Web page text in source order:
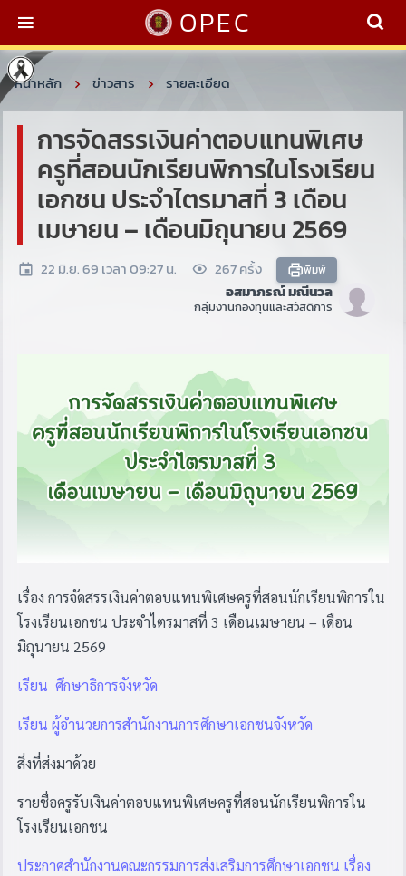
OPEC
หน้าหลัก ข่าวสาร รายละเอียด
การจัดสรรเงินค่าตอบแทนพิเศษ
ครูที่สอนนักเรียนพิการในโรงเรียน
เอกชน ประจำไตรมาสที่ 3 เดือน
เมษายน – เดือนมิถุนายน 2569
22 มิ.ย. 69 เวลา 09:27 น. 267 ครั้ง พิมพ์
อสมาภรณ์ มณีนวล
กลุ่มงานกองทุนและสวัสดิการ
เรื่อง การจัดสรรเงินค่าตอบแทนพิเศษครูที่สอนนักเรียนพิการใน
โรงเรียนเอกชน ประจำไตรมาสที่ 3 เดือนเมษายน – เดือน
มิถุนายน 2569
เรียน ศึกษาธิการจังหวัด
เรียน ผู้อำนวยการสำนักงานการศึกษาเอกชนจังหวัด
สิ่งที่ส่งมาด้วย
รายชื่อครูรับเงินค่าตอบแทนพิเศษครูที่สอนนักเรียนพิการใน
โรงเรียนเอกชน
ประกาศสำนักงานคณะกรรมการส่งเสริมการศึกษาเอกชน เรื่อง